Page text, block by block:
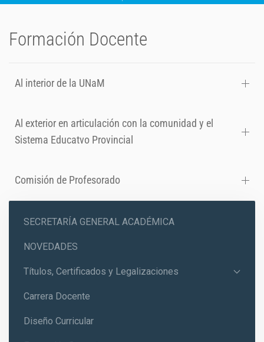
Formación Docente
Al interior de la UNaM
Al exterior en articulación con la comunidad y el
Sistema Educatvo Provincial
Comisión de Profesorado
SECRETARÍA GENERAL ACADÉMICA
NOVEDADES
Títulos, Certificados y Legalizaciones
Carrera Docente
Diseño Curricular